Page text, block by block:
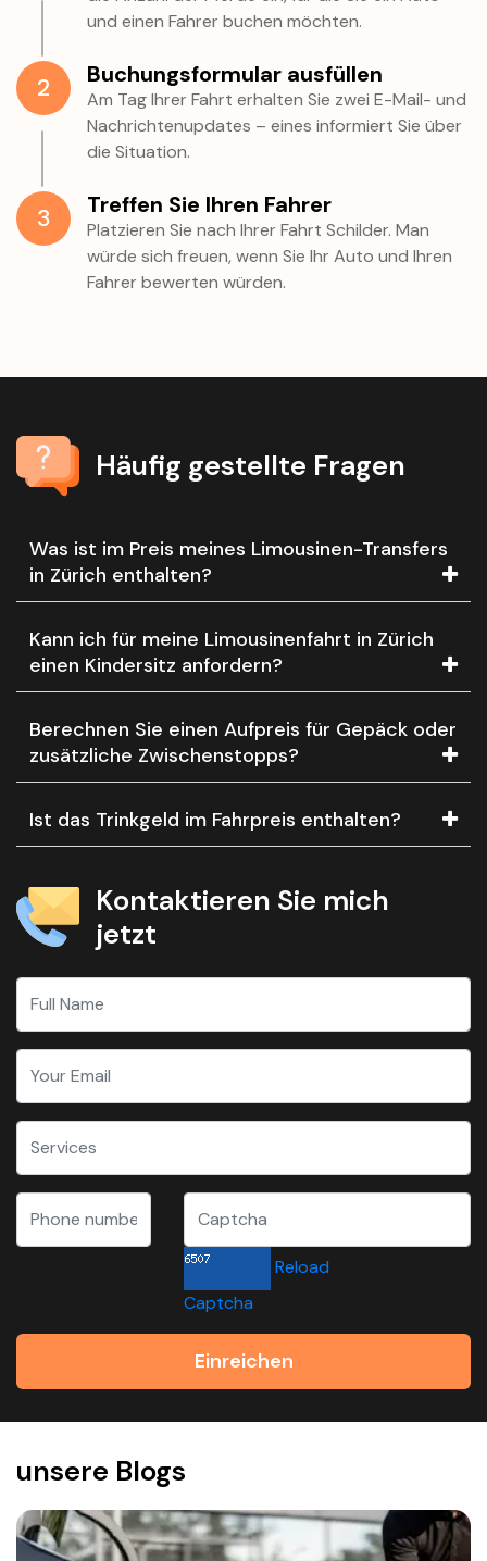
und einen Fahrer buchen möchten.
2 Buchungsformular ausfüllen
Am Tag Ihrer Fahrt erhalten Sie zwei E-Mail- und
Nachrichtenupdates – eines informiert Sie über
die Situation.
3 Treffen Sie Ihren Fahrer
Platzieren Sie nach Ihrer Fahrt Schilder. Man
würde sich freuen, wenn Sie Ihr Auto und Ihren
Fahrer bewerten würden.
Häufig gestellte Fragen
Was ist im Preis meines Limousinen-Transfers
in Zürich enthalten?
Kann ich für meine Limousinenfahrt in Zürich
einen Kindersitz anfordern?
Berechnen Sie einen Aufpreis für Gepäck oder
zusätzliche Zwischenstopps?
Ist das Trinkgeld im Fahrpreis enthalten?
Kontaktieren Sie mich
jetzt
Reload
Captcha
Einreichen
unsere Blogs